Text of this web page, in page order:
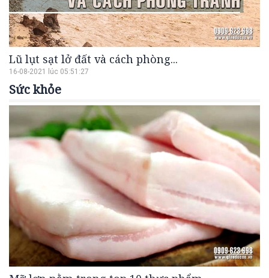
Lũ lụt sạt lở đất và cách phòng...
16-08-2021 lúc 05:51:27
Sức khỏe